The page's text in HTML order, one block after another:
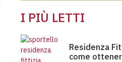
I PIÙ LETTI
Residenza
come